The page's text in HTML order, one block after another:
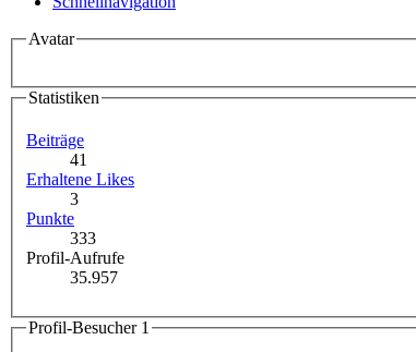
Avatar
Statistiken
Beiträge
41
Erhaltene Likes
3
Punkte
333
Profil-Aufrufe
35.957
Profil-Besucher 1